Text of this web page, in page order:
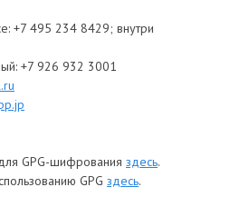
+7 495 234 8429; внутри
+7 926 932 3001
GPG-шифрования здесь.
GPG здесь.